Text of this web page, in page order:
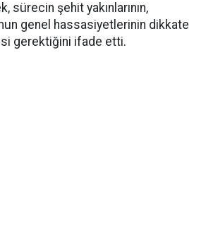
sürecin şehit yakınlarının,
genel hassasiyetlerinin dikkate
gerektiğini ifade etti.